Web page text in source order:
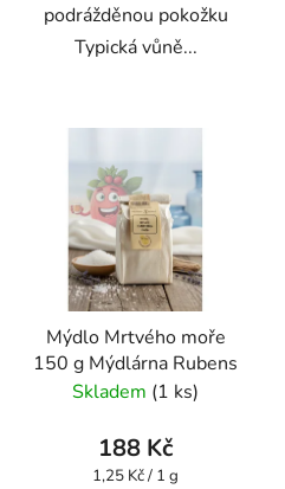
podrážděnou pokožku
Typická vůně...
Mýdlo Mrtvého moře
150 g Mýdlárna Rubens
Skladem (1 ks)
188 Kč
Měrná
1,25 Kč / 1 g